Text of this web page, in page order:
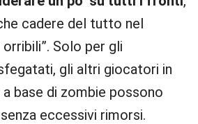
cadere del tutto nel
Solo per gli
gli altri giocatori in
base di zombie possono
eccessivi rimorsi.